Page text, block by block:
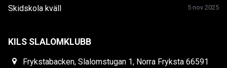
Skidskola kväll 5 nov 2025
KILS SLALOMKLUBB
Frykstabacken, Slalomstugan 1, Norra Fryksta 66591